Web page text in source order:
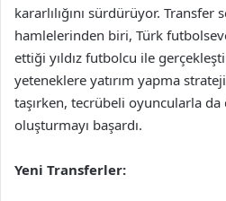
kararlılığını sürdürüyor.
hamlelerinden biri, Türk
ettiği yıldız futbolcu ile
yeteneklere yatırım yapma
taşırken, tecrübeli oyuncularla
oluşturmayı başardı.
Yeni Transferler: